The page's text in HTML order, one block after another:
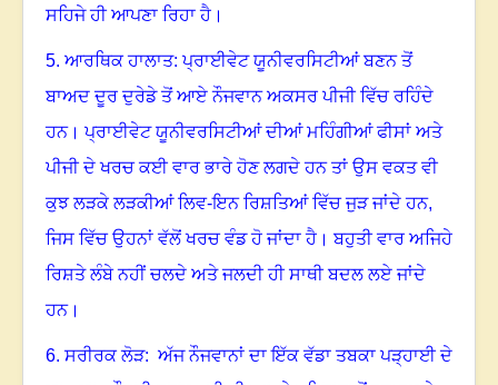
ਸਹਿਜੇ ਹੀ ਆਪਣਾ ਰਿਹਾ ਹੈ ।
5. ਆਰਥਿਕ ਹਾਲਾਤ: ਪ੍ਰਾਈਵੇਟ ਯੂਨੀਵਰਸਿਟੀਆਂ ਬਣਨ ਤੋਂ
ਬਾਅਦ ਦੂਰ ਦੁਰੇਡੇ ਤੋਂ ਆਏ ਨੌਜਵਾਨ ਅਕਸਰ ਪੀਜੀ ਵਿੱਚ ਰਹਿੰਦੇ
ਹਨ।ਪ੍ਰਾਈਵੇਟ ਯੂਨੀਵਰਸਿਟੀਆਂ ਦੀਆਂ ਮਹਿੰਗੀਆਂ ਫੀਸਾਂ ਅਤੇ
ਪੀਜੀ ਦੇ ਖਰਚ ਕਈ ਵਾਰ ਭਾਰੇ ਹੋਣ ਲਗਦੇ ਹਨ ਤਾਂ ਉਸ ਵਕਤ ਵੀ
ਕੁਝ ਲੜਕੇ ਲੜਕੀਆਂ ਲਿਵ-ਇਨ ਰਿਸ਼ਤਿਆਂ ਵਿੱਚ ਜੁੜ ਜਾਂਦੇ ਹਨ,
ਜਿਸ ਵਿੱਚ ਉਹਨਾਂ ਵੱਲੋਂ ਖਰਚ ਵੰਡ ਹੋ ਜਾਂਦਾ ਹੈ ।ਬਹੁਤੀ ਵਾਰ ਅਜਿਹੇ
ਰਿਸ਼ਤੇ ਲੰਬੇ ਨਹੀਂ ਚਲਦੇ ਅਤੇ ਜਲਦੀ ਹੀ ਸਾਥੀ ਬਦਲ ਲਏ ਜਾਂਦੇ
ਹਨ।
6. ਸਰੀਰਕ ਲੋੜ: ਅੱਜ ਨੌਜਵਾਨਾਂ ਦਾ ਇੱਕ ਵੱਡਾ ਤਬਕਾ ਪੜ੍ਹਾਈ ਦੇ